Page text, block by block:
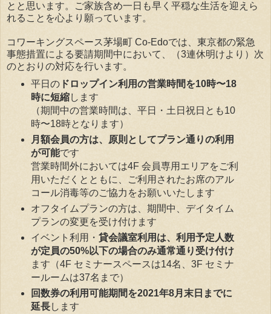
とと思います。ご家族含め一日も早く平穏な生活を迎えら
れることを心より願っています。
コワーキングスペース茅場町 Co-Edoでは、東京都の緊急
事態措置による要請期間中において、（3連休明けより）次
のとおりの対応を行います。
平日のドロップイン利用の営業時間を10時〜18
時に短縮します
（期間中の営業時間は、平日・土日祝日とも10
時〜18時となります）
月額会員の方は、原則としてプラン通りの利用
が可能です
営業時間外においては4F 会員専用エリアをご利
用いただくとともに、ご利用されたお席のアル
コール消毒等のご協力をお願いいたします
オフタイムプランの方は、期間中、デイタイム
プランの変更を受け付けます
イベント利用・ 貸会議室利用は、利用予定人数
が定員の50%以下の場合のみ通常通り受け付け
ます（4F セミナースペースは14名、3F セミナ
ールームは37名まで）
回数券の利用可能期間を2021年8月末日までに
延長します